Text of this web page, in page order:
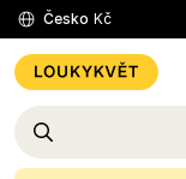
Česko Kč